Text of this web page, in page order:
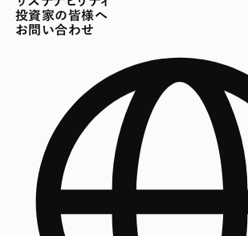
投資家の皆様へ
お問い合わせ